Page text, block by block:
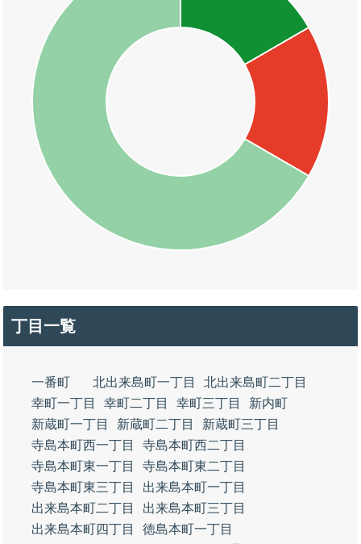
丁目一覧
一番町 北出来島町一丁目
北出来島町二丁目
幸町一丁目
幸町二丁目 幸町三丁目
新内町
新蔵町一丁目
新蔵町二丁目
新蔵町三丁目
寺島本町西一丁目
寺島本町西二丁目
寺島本町東一丁目
寺島本町東二丁目
寺島本町東三丁目
出来島本町一丁目
出来島本町二丁目
出来島本町三丁目
出来島本町四丁目
徳島本町一丁目